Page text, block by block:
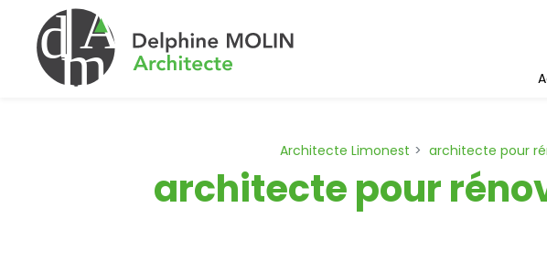
Architecte Limonest architecte pour
architecte pour